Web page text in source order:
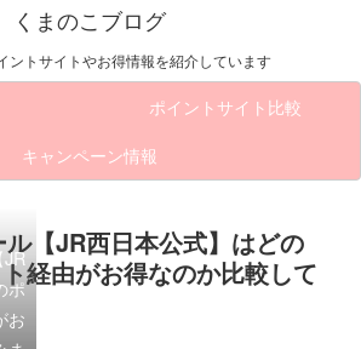
くまのこブログ
ントサイトやお得情報を紹介しています
ポイントサイト比較
キャンペーン情報
【JR西日本公式】はどの
経由がお得なのか比較して
JR
ポ
お